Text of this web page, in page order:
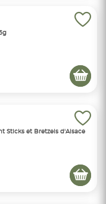
Sticks et Bretzels d'Alsace